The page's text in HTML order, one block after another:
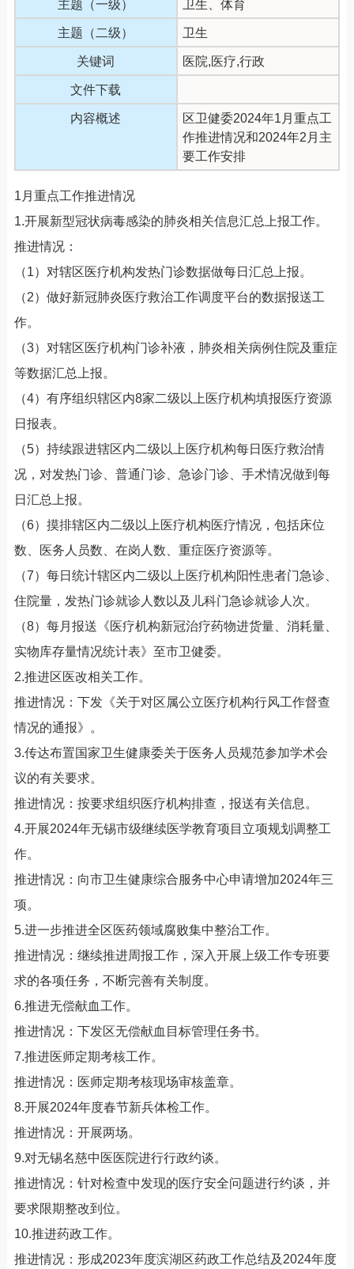
主题（一级） 卫生、体育
主题（二级） 卫生
关键词 医院,医疗,行政
文件下载
内容概述
区卫健委2024年1月重点工
作推进情况和2024年2月主
要工作安排
1月重点工作推进情况
1.开展新型冠状病毒感染的肺炎相关信息汇总上报工作。
推进情况：
（1）对辖区医疗机构发热门诊数据做每日汇总上报。
（2）做好新冠肺炎医疗救治工作调度平台的数据报送工
作。
（3）对辖区医疗机构门诊补液，肺炎相关病例住院及重症
等数据汇总上报。
（4）有序组织辖区内8家二级以上医疗机构填报医疗资源
日报表。
（5）持续跟进辖区内二级以上医疗机构每日医疗救治情
况，对发热门诊、普通门诊、急诊门诊、手术情况做到每
日汇总上报。
（6）摸排辖区内二级以上医疗机构医疗情况，包括床位
数、医务人员数、在岗人数、重症医疗资源等。
（7）每日统计辖区内二级以上医疗机构阳性患者门急诊、
住院量，发热门诊就诊人数以及儿科门急诊就诊人次。
（8）每月报送《医疗机构新冠治疗药物进货量、消耗量、
实物库存量情况统计表》至市卫健委。
2.推进区医改相关工作。
推进情况：下发《关于对区属公立医疗机构行风工作督查
情况的通报》。
3.传达布置国家卫生健康委关于医务人员规范参加学术会
议的有关要求。
推进情况：按要求组织医疗机构排查，报送有关信息。
4.开展2024年无锡市级继续医学教育项目立项规划调整工
作。
推进情况：向市卫生健康综合服务中心申请增加2024年三
项。
5.进一步推进全区医药领域腐败集中整治工作。
推进情况：继续推进周报工作，深入开展上级工作专班要
求的各项任务，不断完善有关制度。
6.推进无偿献血工作。
推进情况：下发区无偿献血目标管理任务书。
7.推进医师定期考核工作。
推进情况：医师定期考核现场审核盖章。
8.开展2024年度春节新兵体检工作。
推进情况：开展两场。
9.对无锡名慈中医医院进行行政约谈。
推进情况：针对检查中发现的医疗安全问题进行约谈，并
要求限期整改到位。
10.推进药政工作。
推进情况：形成2023年度滨湖区药政工作总结及2024年度